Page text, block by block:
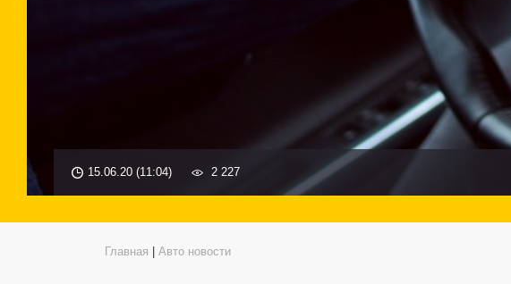
15.06.20 (11:04) 2 227
Главная Авто новости